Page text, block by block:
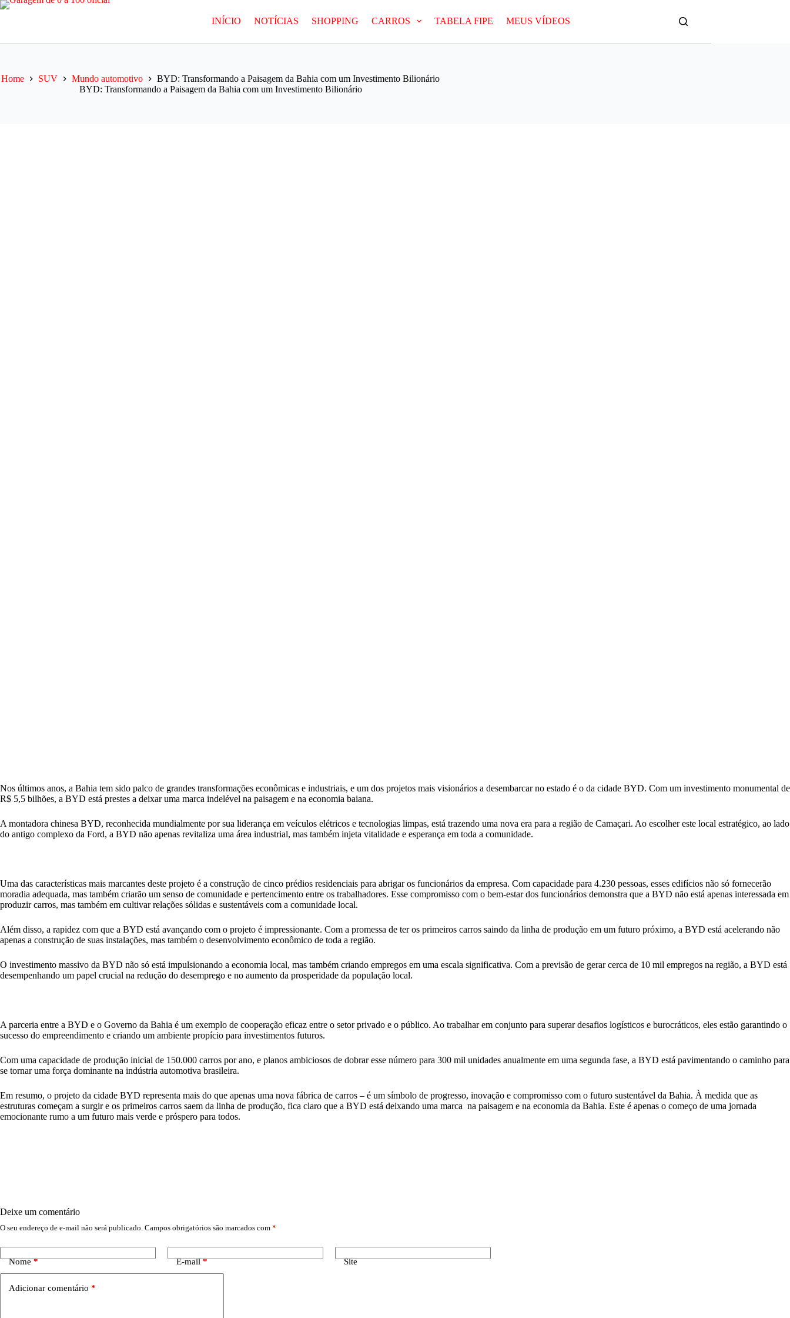
Pular
INÍCIO NOTÍCIAS SHOPPING CARROS TABELA FIPE MEUS VÍDEOS
Home SUV Mundo automotivo
BYD: Transformando a Paisagem da Bahia com um Investimento Bilionário
BYD: Transformando a Paisagem da Bahia com um Investimento Bilionário
Nos últimos anos, a Bahia tem sido palco de grandes transformações econômicas e industriais, e um dos projetos mais visionários a desembarcar no estado é o da cidade BYD. Com um investimento monumental de
R$ 5,5 bilhões, a BYD está prestes a deixar uma marca indelével na paisagem e na economia baiana.
A montadora chinesa BYD, reconhecida mundialmente por sua liderança em veículos elétricos e tecnologias limpas, está trazendo uma nova era para a região de Camaçari. Ao escolher este local estratégico, ao lado
do antigo complexo da Ford, a BYD não apenas revitaliza uma área industrial, mas também injeta vitalidade e esperança em toda a comunidade.
Uma das características mais marcantes deste projeto é a construção de cinco prédios residenciais para abrigar os funcionários da empresa. Com capacidade para 4.230 pessoas, esses edifícios não só fornecerão
moradia adequada, mas também criarão um senso de comunidade e pertencimento entre os trabalhadores. Esse compromisso com o bem-estar dos funcionários demonstra que a BYD não está apenas interessada em
produzir carros, mas também em cultivar relações sólidas e sustentáveis com a comunidade local.
Além disso, a rapidez com que a BYD está avançando com o projeto é impressionante. Com a promessa de ter os primeiros carros saindo da linha de produção em um futuro próximo, a BYD está acelerando não
apenas a construção de suas instalações, mas também o desenvolvimento econômico de toda a região.
O investimento massivo da BYD não só está impulsionando a economia local, mas também criando empregos em uma escala significativa. Com a previsão de gerar cerca de 10 mil empregos na região, a BYD está
desempenhando um papel crucial na redução do desemprego e no aumento da prosperidade da população local.
A parceria entre a BYD e o Governo da Bahia é um exemplo de cooperação eficaz entre o setor privado e o público. Ao trabalhar em conjunto para superar desafios logísticos e burocráticos, eles estão garantindo o
sucesso do empreendimento e criando um ambiente propício para investimentos futuros.
Com uma capacidade de produção inicial de 150.000 carros por ano, e planos ambiciosos de dobrar esse número para 300 mil unidades anualmente em uma segunda fase, a BYD está pavimentando o caminho para
se tornar uma força dominante na indústria automotiva brasileira.
Em resumo, o projeto da cidade BYD representa mais do que apenas uma nova fábrica de carros – é um símbolo de progresso, inovação e compromisso com o futuro sustentável da Bahia. À medida que as
estruturas começam a surgir e os primeiros carros saem da linha de produção, fica claro que a BYD está deixando uma marca na paisagem e na economia da Bahia. Este é apenas o começo de uma jornada
emocionante rumo a um futuro mais verde e próspero para todos.
Deixe um comentário
O seu endereço de e-mail não será publicado. Campos obrigatórios são marcados com *
Nome* E-mail* Site
Adicionar comentário *